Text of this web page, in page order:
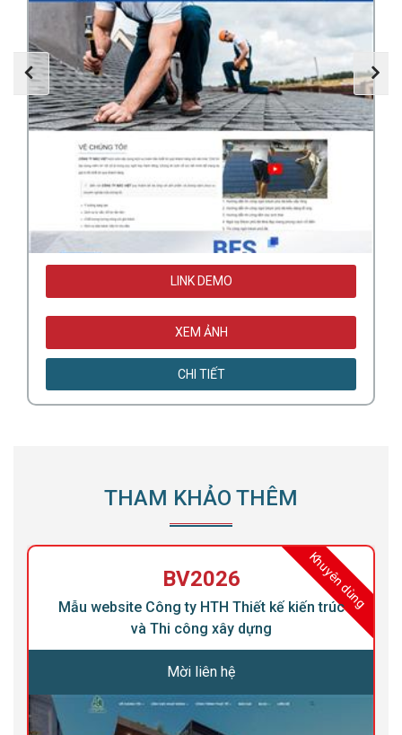
LINK DEMO
XEM ẢNH
CHI TIẾT
THAM KHẢO THÊM
Khuyên dùng
BV2026
Mẫu website Công ty HTH Thiết kế kiến trúc
và Thi công xây dựng
Mời liên hệ